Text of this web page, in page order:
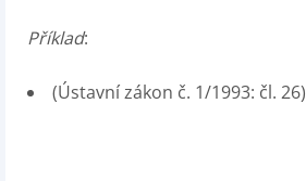
Příklad:
(Ústavní zákon č. 1/1993: čl. 26)